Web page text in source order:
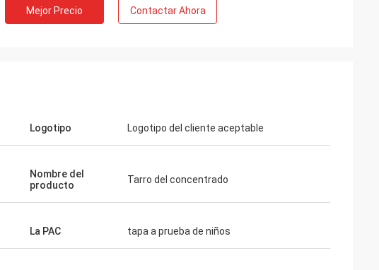
Mejor Precio Contactar Ahora
Logotipo Logotipo del cliente aceptable
Nombre del
producto
Tarro del concentrado
La PAC tapa a prueba de niños